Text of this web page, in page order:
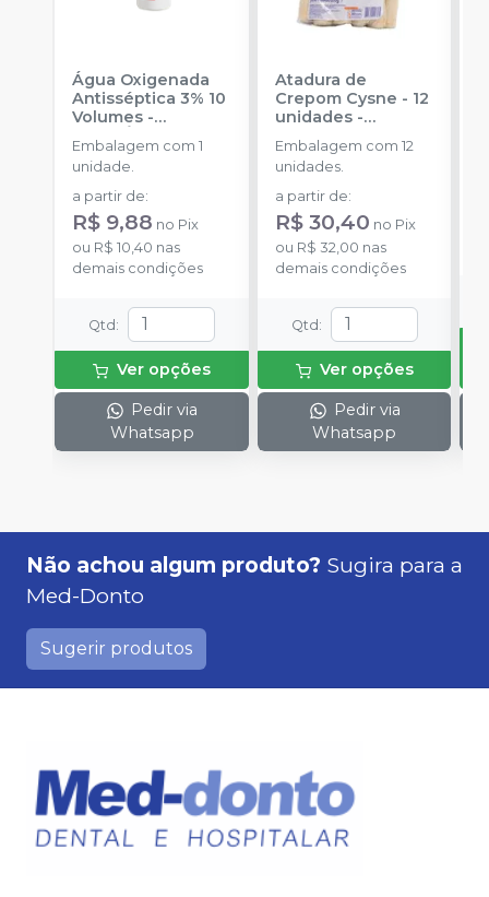
Água Oxigenada
Antisséptica 3% 10
Volumes -
RIOQUÍMICA
Embalagem com 1
unidade.
a partir de:
R$ 9,88 no Pix
ou R$ 10,40 nas
demais condições
Qtd :
Ver opções
Pedir via
Whatsapp
Atadura de
Crepom Cysne - 12
unidades-
CREMER
Embalagem com 12
unidades.
a partir de:
R$ 30,40 no Pix
ou R$ 32,00 nas
demais condições
Qtd :
Ver opções
Pedir via
Whatsapp
Não achou algum produto? Sugira para a
Med-Donto
Sugerir produtos